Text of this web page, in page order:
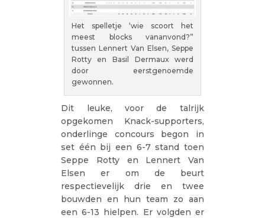
Het spelletje ‘wie scoort het
meest blocks vananvond?”
tussen Lennert Van Elsen, Seppe
Rotty en Basil Dermaux werd
door eerstgenoemde
gewonnen.
Dit leuke, voor de talrijk
opgekomen Knack-supporters,
onderlinge concours begon in
set één bij een 6-7 stand toen
Seppe Rotty en Lennert Van
Elsen er om de beurt
respectievelijk drie en twee
bouwden en hun team zo aan
een 6-13 hielpen. Er volgden er